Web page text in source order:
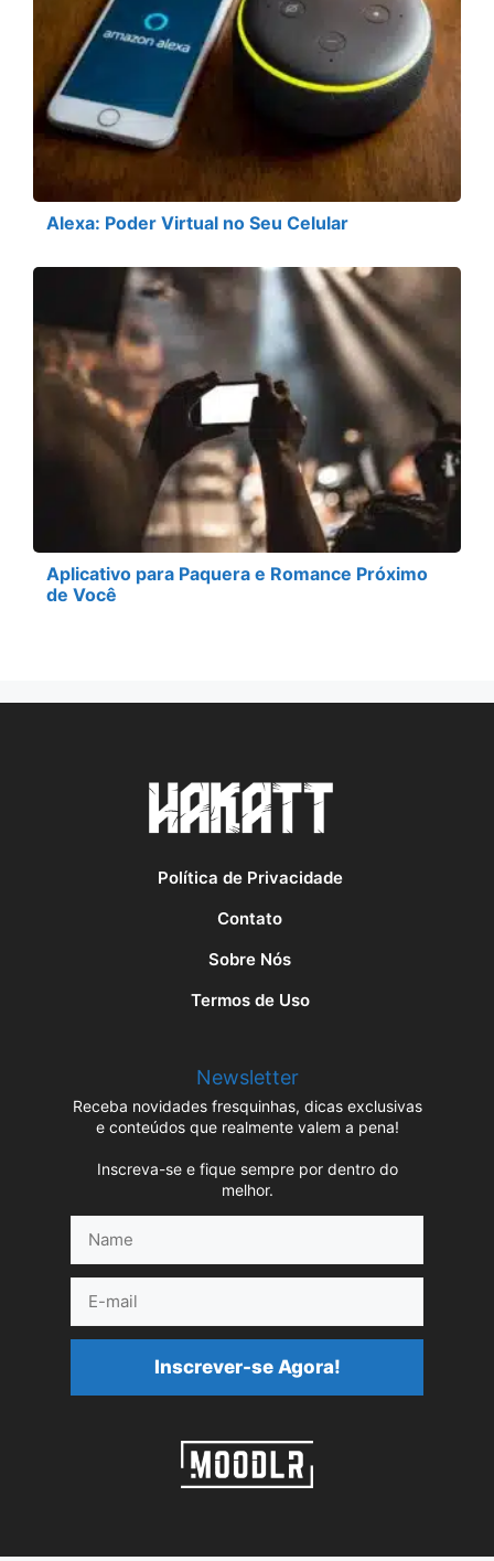
Alexa: Poder Virtual no Seu Celular
Aplicativo para Paquera e Romance Próximo
de Você
Política de Privacidade
Contato
Sobre Nós
Termos de Uso
Newsletter
Receba novidades fresquinhas, dicas exclusivas
e conteúdos que realmente valem a pena!
Inscreva-se e fique sempre por dentro do
melhor.
mail
Inscrever-se Agora!